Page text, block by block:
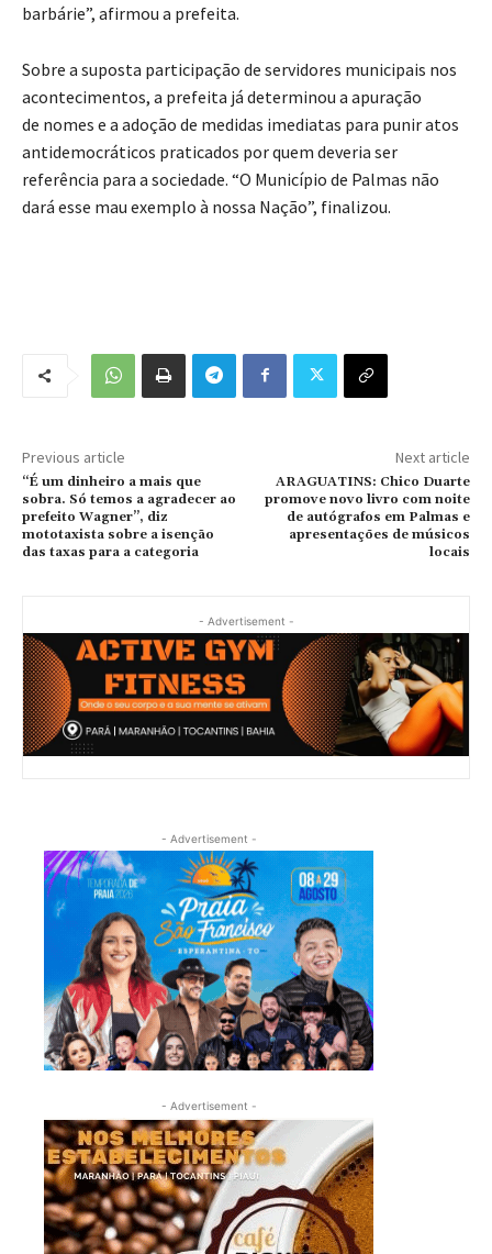
barbárie”, afirmou a prefeita.
Sobre a suposta participação de servidores municipais nos
acontecimentos, a prefeita já determinou a apuração
de nomes e a adoção de medidas imediatas para punir atos
antidemocráticos praticados por quem deveria ser
referência para a sociedade. “O Município de Palmas não
dará esse mau exemplo à nossa Nação”, finalizou.
Previous article
“É um dinheiro a mais que
sobra. Só temos a agradecer ao
prefeito Wagner”, diz
mototaxista sobre a isenção
das taxas para a categoria
Next article
ARAGUATINS: Chico Duarte
promove novo livro com noite
de autógrafos em Palmas e
apresentações de músicos
locais
- Advertisement -
- Advertisement -
- Advertisement -